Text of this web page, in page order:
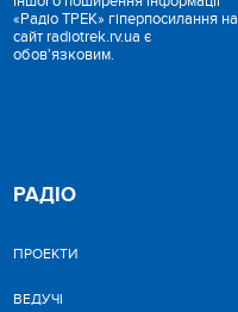
«Радіо ТРЕК» гіперпосилання на
сайт radiotrek.rv.ua є
обов'язковим.
РАДІО
ПРОЕКТИ
ВЕДУЧІ